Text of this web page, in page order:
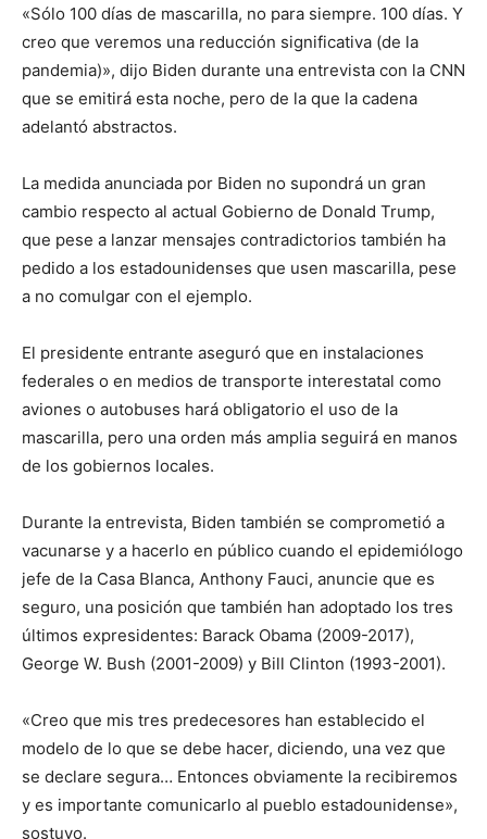
«Sólo 100 días de mascarilla, no para siempre. 100 días. Y
creo que veremos una reducción significativa (de la
pandemia)», dijo Biden durante una entrevista con la CNN
que se emitirá esta noche, pero de la que la cadena
adelantó abstractos.
La medida anunciada por Biden no supondrá un gran
cambio respecto al actual Gobierno de Donald Trump,
que pese a lanzar mensajes contradictorios también ha
pedido a los estadounidenses que usen mascarilla, pese
a no comulgar con el ejemplo.
El presidente entrante aseguró que en instalaciones
federales o en medios de transporte interestatal como
aviones o autobuses hará obligatorio el uso de la
mascarilla, pero una orden más amplia seguirá en manos
de los gobiernos locales.
Durante la entrevista, Biden también se comprometió a
vacunarse y a hacerlo en público cuando el epidemiólogo
jefe de la Casa Blanca, Anthony Fauci, anuncie que es
seguro, una posición que también han adoptado los tres
últimos expresidentes: Barack Obama (2009-2017),
George W. Bush (2001-2009) y Bill Clinton (1993-2001).
«Creo que mis tres predecesores han establecido el
modelo de lo que se debe hacer, diciendo, una vez que
se declare segura… Entonces obviamente la recibiremos
y es importante comunicarlo al pueblo estadounidense»,
sostuvo.